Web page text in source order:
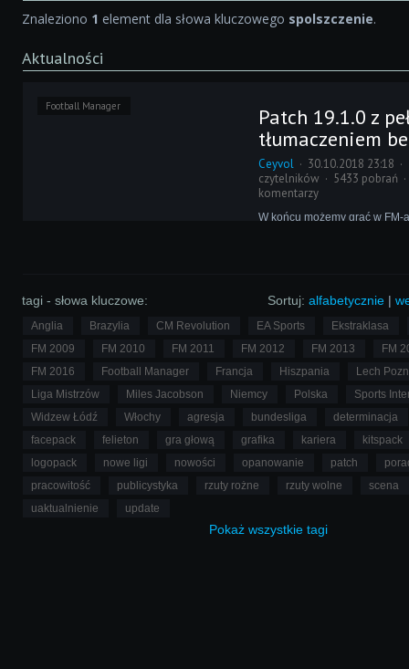
Znaleziono 1 element dla słowa kluczowego spolszczenie.
Aktualności
Football Manager
Patch 19.1.0 z
tłumaczeniem
Ceyvol 30.10.2018 23:18
czytelników
5433 pobrań
komentarzy
W końcu możemy grać w FM-
Sortuj: alfabetycznie |
tagi - słowa kluczowe:
Anglia Brazylia CM Revolution EA Sports
Ekstraklasa
FM 2009
FM 2010 FM 2011 FM 2012 FM 2013
FM
FM 2016
Football Manager Francja Hiszpania
Lech
Liga Mistrzów
Miles Jacobson Niemcy Polska
Sports
Widzew Łódź
Włochy agresja bundesliga
determinacja
facepack
felieton gra głową grafika kariera
kitspack
logopack
nowe ligi nowości opanowanie patch
pracowitość
publicystyka rzuty rożne rzuty wolne
scena
uaktualnienie
update
Pokaż wszystkie tagi